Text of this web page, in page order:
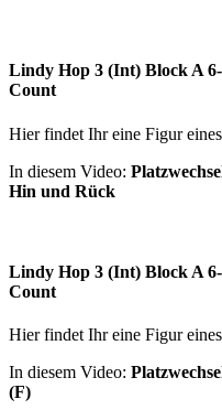
Lindy Hop 3 (Int) Block A
Count
Hier findet Ihr eine Figur
In diesem Video:
Hin und Rück
Lindy Hop 3 (Int) Block A
Count
Hier findet Ihr eine Figur
In diesem Video:
(F)